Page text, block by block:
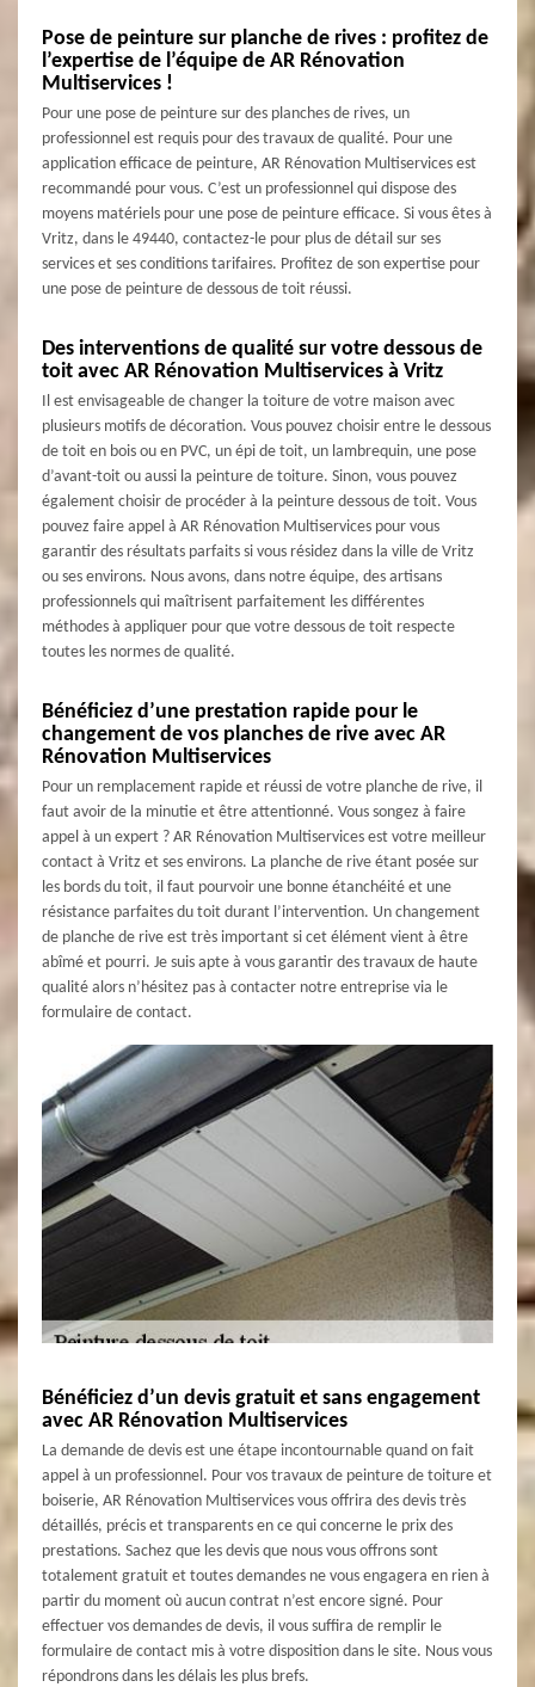
Pose de peinture sur planche de rives : profitez de
l’expertise de l’équipe de AR Rénovation
Multiservices !
Pour une pose de peinture sur des planches de rives, un
professionnel est requis pour des travaux de qualité. Pour une
application efficace de peinture, AR Rénovation Multiservices est
recommandé pour vous. C’est un professionnel qui dispose des
moyens matériels pour une pose de peinture efficace. Si vous êtes à
Vritz, dans le 49440, contactez-le pour plus de détail sur ses
services et ses conditions tarifaires. Profitez de son expertise pour
une pose de peinture de dessous de toit réussi.
Des interventions de qualité sur votre dessous de
toit avec AR Rénovation Multiservices à Vritz
Il est envisageable de changer la toiture de votre maison avec
plusieurs motifs de décoration. Vous pouvez choisir entre le dessous
de toit en bois ou en PVC, un épi de toit, un lambrequin, une pose
d’avant-toit ou aussi la peinture de toiture. Sinon, vous pouvez
également choisir de procéder à la peinture dessous de toit. Vous
pouvez faire appel à AR Rénovation Multiservices pour vous
garantir des résultats parfaits si vous résidez dans la ville de Vritz
ou ses environs. Nous avons, dans notre équipe, des artisans
professionnels qui maîtrisent parfaitement les différentes
méthodes à appliquer pour que votre dessous de toit respecte
toutes les normes de qualité.
Bénéficiez d’une prestation rapide pour le
changement de vos planches de rive avec AR
Rénovation Multiservices
Pour un remplacement rapide et réussi de votre planche de rive, il
faut avoir de la minutie et être attentionné. Vous songez à faire
appel à un expert ? AR Rénovation Multiservices est votre meilleur
contact à Vritz et ses environs. La planche de rive étant posée sur
les bords du toit, il faut pourvoir une bonne étanchéité et une
résistance parfaites du toit durant l’intervention. Un changement
de planche de rive est très important si cet élément vient à être
abîmé et pourri. Je suis apte à vous garantir des travaux de haute
qualité alors n’hésitez pas à contacter notre entreprise via le
formulaire de contact.
Bénéficiez d’un devis gratuit et sans engagement
avec AR Rénovation Multiservices
La demande de devis est une étape incontournable quand on fait
appel à un professionnel. Pour vos travaux de peinture de toiture et
boiserie, AR Rénovation Multiservices vous offrira des devis très
détaillés, précis et transparents en ce qui concerne le prix des
prestations. Sachez que les devis que nous vous offrons sont
totalement gratuit et toutes demandes ne vous engagera en rien à
partir du moment où aucun contrat n’est encore signé. Pour
effectuer vos demandes de devis, il vous suffira de remplir le
formulaire de contact mis à votre disposition dans le site. Nous vous
répondrons dans les délais les plus brefs.